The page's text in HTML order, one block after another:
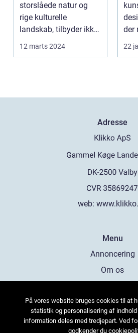
storslåede natur og
rige kulturelle
landskab, tilbyder ikke
kun en flugt ...
12 marts 2024
der
22
Adresse
web:
Menu
Annoncering
Om os
Kontakt os
Sitemap
På vores website bruges cookies til at
statistik og personalisering af indhold
information deles med tredjepart. Ved
godkender du